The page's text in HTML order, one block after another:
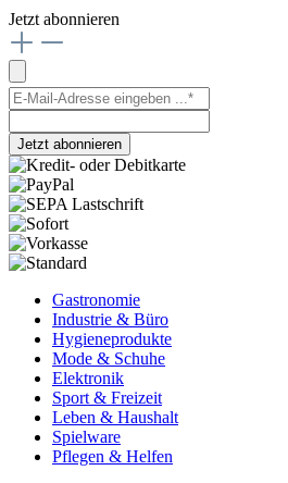
Jetzt abonnieren
Jetzt abonnieren
Gastronomie
Industrie & Büro
Hygieneprodukte
Mode & Schuhe
Elektronik
Sport & Freizeit
Leben & Haushalt
Spielware
Pflegen & Helfen